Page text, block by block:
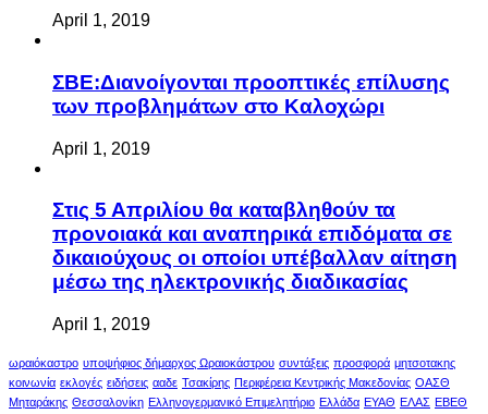
April 1, 2019
ΣΒΕ:Διανοίγονται προοπτικές επίλυσης
των προβλημάτων στο Καλοχώρι
April 1, 2019
Στις 5 Απριλίου θα καταβληθούν τα
προνοιακά και αναπηρικά επιδόματα σε
δικαιούχους οι οποίοι υπέβαλλαν αίτηση
μέσω της ηλεκτρονικής διαδικασίας
April 1, 2019
ωραιόκαστρο υποψήφιος δήμαρχος Ωραιοκάστρου συντάξεις προσφορά μητσοτακης
κοινωνία εκλογές ειδήσεις ααδε Τσακίρης Περιφέρεια Κεντρικής Μακεδονίας ΟΑΣΘ
Μηταράκης Θεσσαλονίκη Ελληνογερμανικό Επιμελητήριο Ελλάδα ΕΥΑΘ ΕΛΑΣ ΕΒΕΘ